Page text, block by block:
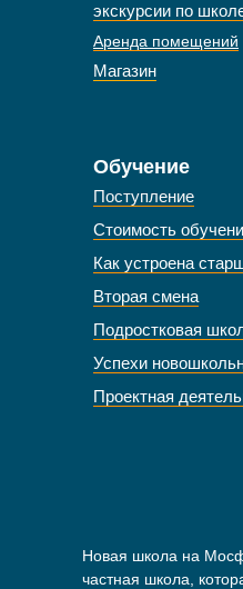
Новая школа на
частная школа,
Обучение
экскурсии по
Аренда помещений
Магазин
Поступление
Стоимость
Как устроена
Вторая смена
Подростковая
Успехи
Проектная